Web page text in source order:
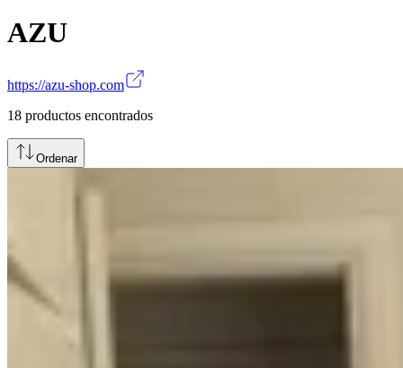
AZU
https://azu-shop.com
18 productos encontrados
Ordenar